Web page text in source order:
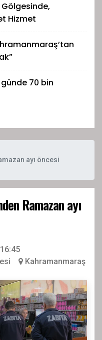
Gölgesinde,
Hizmet
günde 70 bin
ayı öncesi
Ramazan ayı
Kahramanmaraş